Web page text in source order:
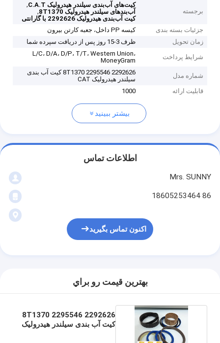
برجسته
کیت‌های آب‌بندی سیلندر هیدرولیک C.A.T
,
آب‌بندهای سیلندر هیدرولیک 8T1370
,
کیت آب‌بندی هیدرولیک 2292626 با گارانتی
جزئیات بسته بندی
کیسه PP داخل، جعبه کارتن بیرون
زمان تحویل
ظرف 3-15 روز پس از دریافت سپرده شما
شرایط پرداخت
L/C، D/A، D/P، T/T، Western Union،
MoneyGram
شماره مدل
2292626 2295546 8T1370 کیت آب بندی
سیلندر هیدرولیک CAT
قابلیت ارائه
1000
بیشتر ببینید
اطلاعات تماس
Mrs. SUNNY
86 18605253464
اکنون تماس بگیرید
بهترين قيمت رو براي
2292626 2295546 8T1370
کیت آب بندی سیلندر هیدرولیک